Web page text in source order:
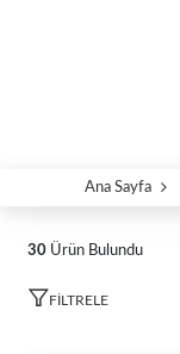
Ana Sayfa
30 Ürün Bulundu
FILTRELE